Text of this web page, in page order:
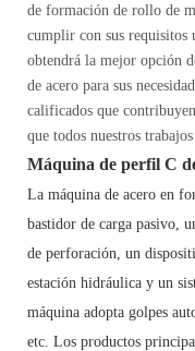
de formación de rollo de
cumplir con sus requisitos
obtendrá la mejor opción
de acero para sus
calificados que
que todos nuestros
Máquina de perfil C
La máquina de acero en
bastidor de carga pasivo,
de perforación, un
estación hidráulica y un
máquina adopta golpes
etc. Los productos